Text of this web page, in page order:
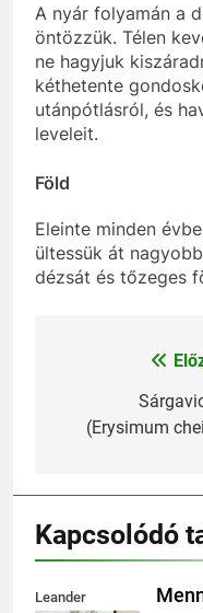
A nyár folyamán a
öntözzük. Télen
ne hagyjuk
kéthetente
utánpótlásról, és
leveleit.
Föld
Eleinte minden
ültessük át
dézsát és tőzeges
Bejegyzés
navigáció
(Erysimum
Kapcsolódó
Leander